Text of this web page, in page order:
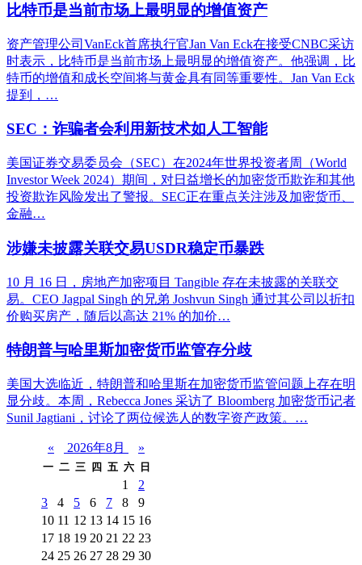
比特币是当前市场上最明显的增值资产
资产管理公司VanEck首席执行官Jan Van Eck在接受CNBC采访
时表示，比特币是当前市场上最明显的增值资产。他强调，比
特币的增值和成长空间将与黄金具有同等重要性。Jan Van Eck
提到，…
SEC：诈骗者会利用新技术如人工智能
美国证券交易委员会（SEC）在2024年世界投资者周（World
Investor Week 2024）期间，对日益增长的加密货币欺诈和其他
投资欺诈风险发出了警报。SEC正在重点关注涉及加密货币、
金融…
涉嫌未披露关联交易USDR稳定币暴跌
10 月 16 日，房地产加密项目 Tangible 存在未披露的关联交
易。CEO Jagpal Singh 的兄弟 Joshvun Singh 通过其公司以折扣
价购买房产，随后以高达 21% 的加价…
特朗普与哈里斯加密货币监管存分歧
美国大选临近，特朗普和哈里斯在加密货币监管问题上存在明
显分歧。本周，Rebecca Jones 采访了 Bloomberg 加密货币记者
Sunil Jagtiani，讨论了两位候选人的数字资产政策。…
« 2026年8月 »
一 二 三 四 五 六 日
1
2
3
4 5 6 7 8
9
10 11 12 13 14 15 16
17 18 19 20 21 22 23
24 25 26 27 28 29 30